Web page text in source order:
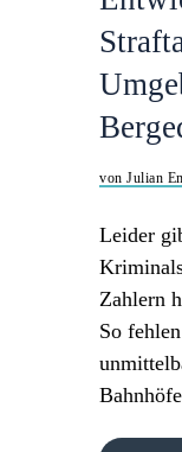
von Julian
Leider
Zahlern
So